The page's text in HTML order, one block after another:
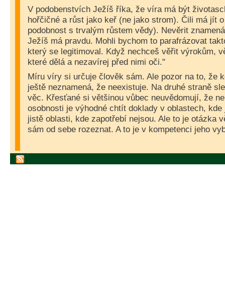
V podobenstvích Ježíš říka, že víra má být
hořčičné a růst jako keř (ne jako strom). Čili má jít
podobnost s trvalým růstem vědy). Nevěrit
Ježíš má pravdu. Mohli bychom to parafrázovat
který se legitimoval. Když nechceš věřit výrokům,
které dělá a nezavírej před nimi oči."
Míru víry si určuje člověk sám. Ale pozor na to, že
ještě neznamená, že neexistuje. Na druhé straně
věc. Křesťané si většinou vůbec neuvědomují, že
osobnosti je výhodné chtít doklady v oblastech,
jistě oblasti, kde zapotřebí nejsou. Ale to je otázka
sám od sebe rozeznat. A to je v kompetenci jeho